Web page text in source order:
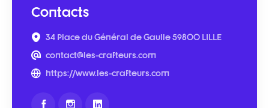
Contacts
34 Place du Général de Gaulle 59800 LILLE
contact@les-crafteurs.com
https://www.les-crafteurs.com